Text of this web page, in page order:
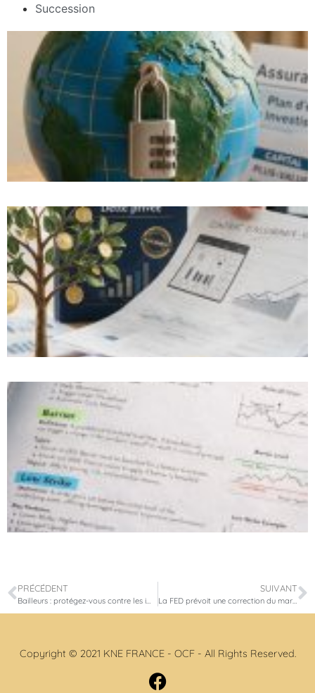
Succession
PRÉCÉDENT
Bailleurs : protégez-vous contre les impayés de loyers !
SUIVANT
La FED prévoit une correction du marché de l’immobilier
Copyright © 2021 KNE FRANCE - OCF - All Rights Reserved.